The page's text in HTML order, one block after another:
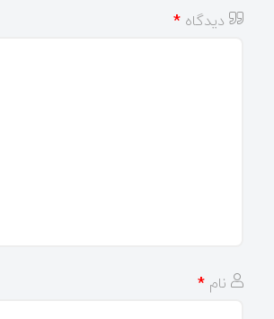
دیدگاه *
نام *